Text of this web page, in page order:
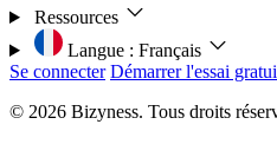
Ressources
Langue : Français
Se connecter Démarrer l'essai
© 2026 Bizyness. Tous droits